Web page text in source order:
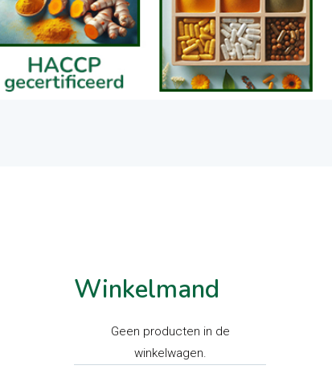
Winkelmand
Geen producten in de
winkelwagen.